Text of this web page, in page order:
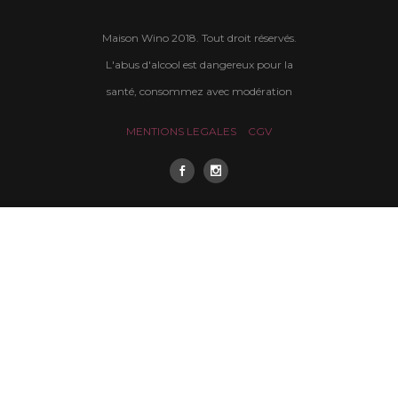
Maison Wino 2018. Tout droit réservés.
L'abus d'alcool est dangereux pour la
santé, consommez avec modération
MENTIONS LEGALES CGV